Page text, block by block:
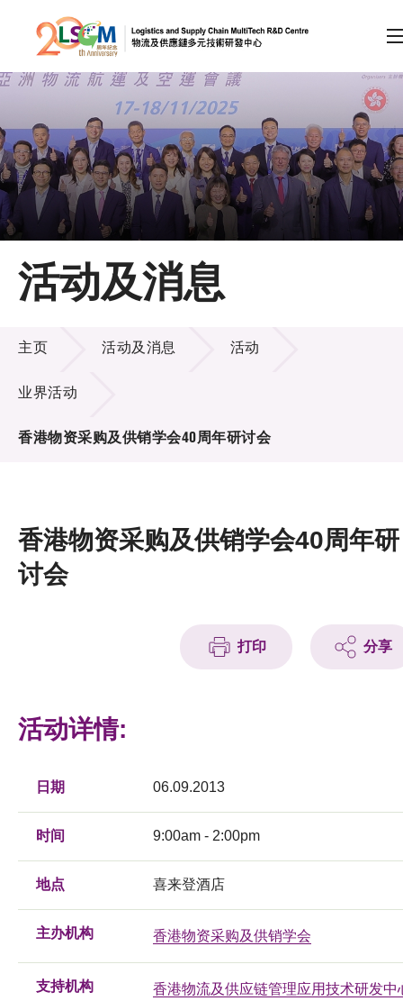
跳到内容（按回车键）
会员登录
A A EN 繁 简
主页
关于LSCM
技术商品化
项目及资助计划
活动及消息
活动及消息
主页 活动及消息 活动
业界活动
香港物资采购及供销学会40周年研讨会
香港物资采购及供销学会40周年研
讨会
打印 分享
活动详情:
日期 06.09.2013
时间 9:00am - 2:00pm
地点 喜来登酒店
主办机构 香港物资采购及供销学会
支持机构 香港物流及供应链管理应用技术研发中